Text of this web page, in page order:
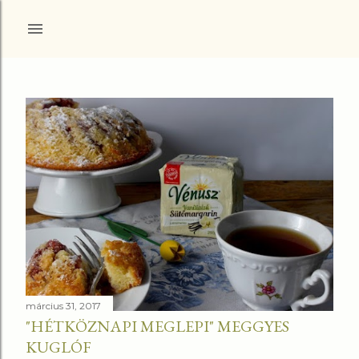
B
e
j
e
g
y
z
é
március 31, 2017
"HÉTKÖZNAPI MEGLEPI" MEGGYES
KUGLÓF